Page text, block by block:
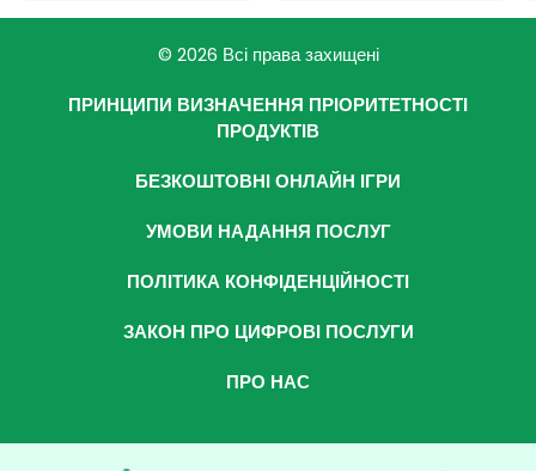
© 2026 Всі права захищені
ПРИНЦИПИ ВИЗНАЧЕННЯ ПРІОРИТЕТНОСТІ
ПРОДУКТІВ
БЕЗКОШТОВНІ ОНЛАЙН ІГРИ
УМОВИ НАДАННЯ ПОСЛУГ
ПОЛІТИКА КОНФІДЕНЦІЙНОСТІ
ЗАКОН ПРО ЦИФРОВІ ПОСЛУГИ
ПРО НАС